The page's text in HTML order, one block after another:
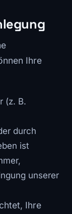
Ihre
(z. B.
durch
ist
unserer
Ihre